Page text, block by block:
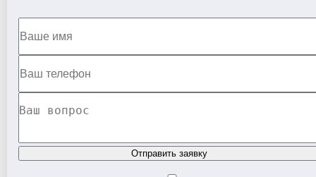
Отправить заявку